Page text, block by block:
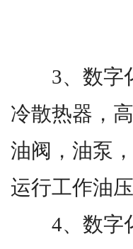
3、数字化
冷散热器，
油阀，油泵
运行工作油
4、数字化